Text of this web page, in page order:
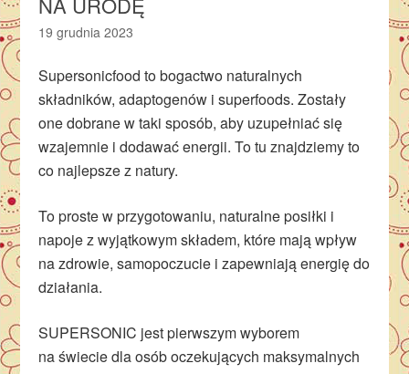
19 grudnia 2023
Supersonicfood to bogactwo naturalnych
składników, adaptogenów i superfoods. Zostały
one dobrane w taki sposób, aby uzupełniać się
wzajemnie i dodawać energii. To tu znajdziemy to
co najlepsze z natury.
To proste w przygotowaniu, naturalne posiłki i
napoje z wyjątkowym składem, które mają wpływ
na zdrowie, samopoczucie i zapewniają energię do
działania.
SUPERSONIC jest pierwszym wyborem
na świecie dla osób oczekujących maksymalnych